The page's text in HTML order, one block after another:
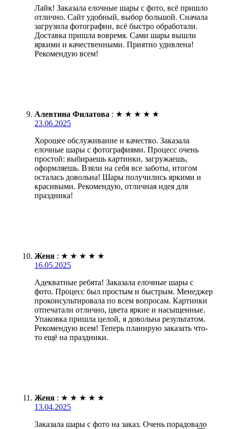
Лайк! Заказала елочные шары с фото, всё пришло
отлично. Сайт удобный, выбор большой. Сначала
загрузила фотографии, всё быстро обработали.
Доставка пришла вовремя. Сами шары вышли
яркими и качественными. Приятно удивлена!
Рекомендую всем!
Алевтина Филатова : ★ ★ ★ ★ ★
23.06.2025
Хорошее обслуживание и качество. Заказала
елочные шары с фотографиями. Процесс очень
простой: выбираешь картинки, загружаешь,
оформляешь. Взяли на себя все заботы, итогом
осталась довольна! Шары получились яркими и
красивыми. Рекомендую, отличная идея для
праздника!
Женя : ★ ★ ★ ★ ★
16.05.2025
Адекватные ребята! Заказала елочные шары с
фото. Процесс был простым и быстрым. Менеджер
проконсультировала по всем вопросам. Картинки
отпечатали отлично, цвета яркие и насыщенные.
Упаковка пришла целой, я довольна результатом.
Рекомендую всем! Теперь планирую заказать что-
то ещё на праздники.
Женя : ★ ★ ★ ★ ★
13.04.2025
Заказала шары с фото на заказ. Очень порадовало